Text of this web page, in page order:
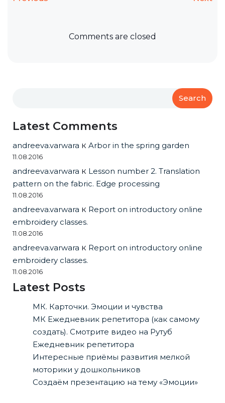
Comments are closed
Search
Latest Comments
andreeva.varwara к Arbor in the spring garden
11.08.2016
andreeva.varwara к Lesson number 2. Translation
pattern on the fabric. Edge processing
11.08.2016
andreeva.varwara к Report on introductory online
embroidery classes.
11.08.2016
andreeva.varwara к Report on introductory online
embroidery classes.
11.08.2016
Latest Posts
МК. Карточки. Эмоции и чувства
МК Ежедневник репетитора (как самому
создать). Смотрите видео на Рутуб
Ежедневник репетитора
Интересные приёмы развития мелкой
моторики у дошкольников
Создаём презентацию на тему «Эмоции»